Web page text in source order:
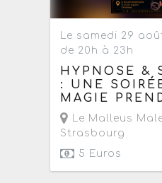
Le samedi 29
de 20h à 23h
HYPNOSE &
: UNE
MAGIE
Le Malleus
Strasbourg
5 Euros